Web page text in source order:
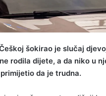
šokirao je slučaj
rodila dijete, a da niko u
da je trudna.